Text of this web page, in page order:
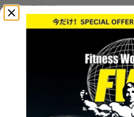
縦型動画